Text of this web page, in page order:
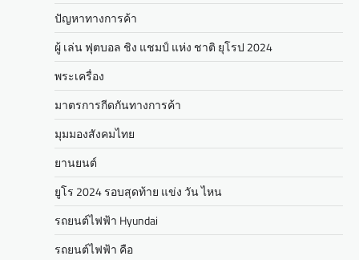
ปัญหาทางการค้า
ผู้ เล่น ฟุตบอล ชิง แชมป์ แห่ง ชาติ ยุโรป 2024
พระเครื่อง
มาตรการกีดกันทางการค้า
มุมมองสังคมไทย
ยานยนต์
ยูโร 2024 รอบสุดท้าย แข่ง วัน ไหน
รถยนต์ไฟฟ้า Hyundai
รถยนต์ไฟฟ้า คือ